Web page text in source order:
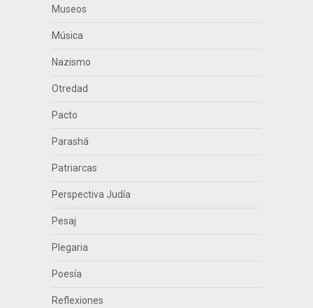
Museos
Música
Nazismo
Otredad
Pacto
Parashá
Patriarcas
Perspectiva Judía
Pesaj
Plegaria
Poesía
Reflexiones